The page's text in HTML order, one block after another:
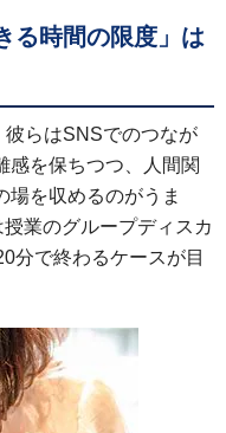
る時間の限度」は
らはSNSでのつなが
感を保ちつつ、人間関
場を収めるのがうま
業のグループディスカ
分で終わるケースが目